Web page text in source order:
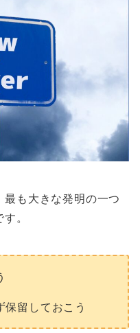
も大きな発明の一つ
。
保留しておこう